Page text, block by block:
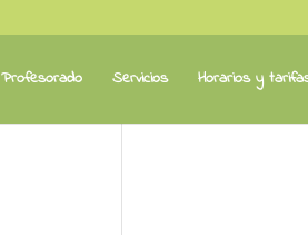
Profesorado Servicios Horarios y